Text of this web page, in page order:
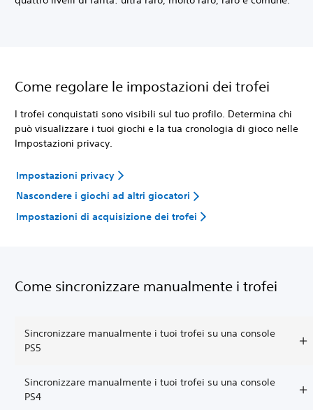
Come regolare le impostazioni dei trofei
I trofei conquistati sono visibili sul tuo profilo. Determina chi
può visualizzare i tuoi giochi e la tua cronologia di gioco nelle
Impostazioni privacy.
Impostazioni privacy
Nascondere i giochi ad altri giocatori
Impostazioni di acquisizione dei trofei
Come sincronizzare manualmente i trofei
Sincronizzare manualmente i tuoi trofei su una console
PS5
Sincronizzare manualmente i tuoi trofei su una console
PS4